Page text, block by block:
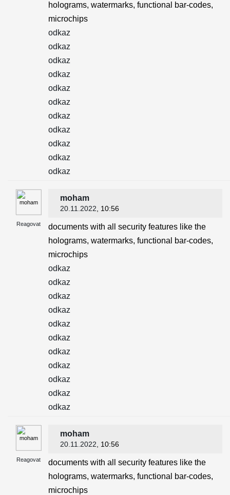
holograms, watermarks, functional bar-codes,
microchips
odkaz
odkaz
odkaz
odkaz
odkaz
odkaz
odkaz
odkaz
odkaz
odkaz
odkaz
Reagovat
moham
20.11.2022 , 10:56
documents with all security features like the
holograms, watermarks, functional bar-codes,
microchips
odkaz
odkaz
odkaz
odkaz
odkaz
odkaz
odkaz
odkaz
odkaz
odkaz
odkaz
Reagovat
moham
20.11.2022 , 10:56
documents with all security features like the
holograms, watermarks, functional bar-codes,
microchips